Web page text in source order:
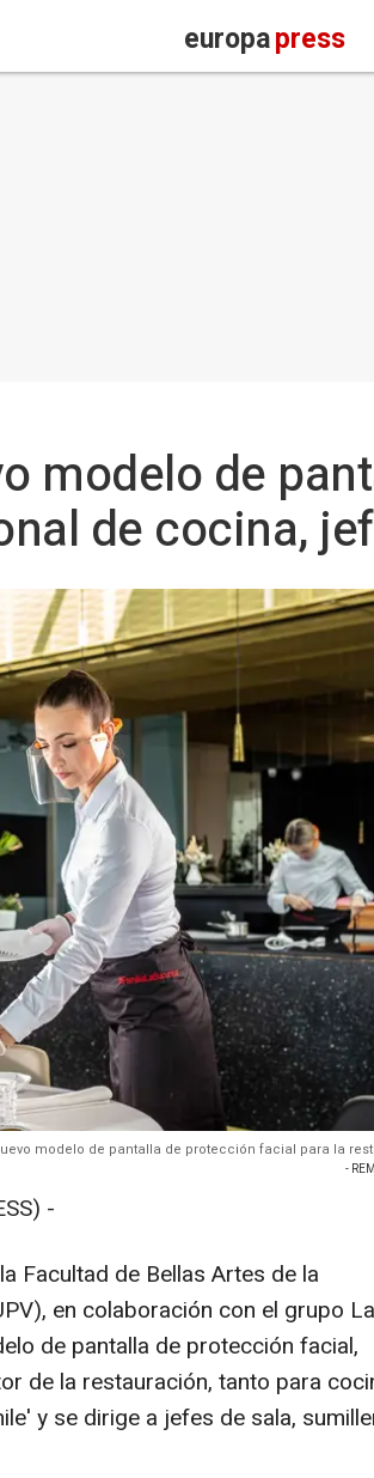
europapress
modelo de
de cocina,
modelo de pantalla de protección facial para la
-
-
Facultad de Bellas Artes de la
en colaboración con el grupo La
de pantalla de protección facial,
de la restauración, tanto para
y se dirige a jefes de sala,